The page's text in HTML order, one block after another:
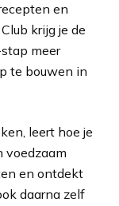
en
krijg je de
meer
te bouwen in
leert hoe je
voedzaam
en ontdekt
daarna zelf